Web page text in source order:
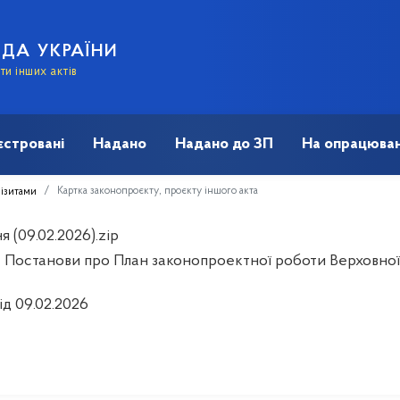
УКРАЇНИ
інших актів
Надано Надано до ЗП На
Картка законопроєкту, проєкту іншого акта
(09.02.2026).zip
про План законопроектної роботи
09.02.2026